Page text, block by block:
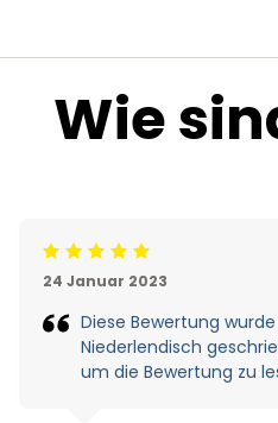
Wie
Beoordeling: 5/5
24 Januar 2023
Diese Bewertung
Niederlendisch
um die Bewertung zu